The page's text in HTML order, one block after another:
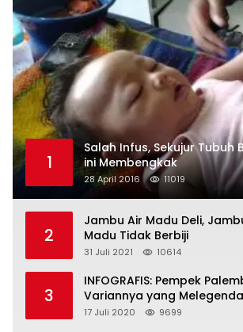
1
Salah Infus, Sekujur Tubuh
ini Membengkak
28 April 2016 11019
2
Jambu Air Madu Deli,
Madu Tidak Berbiji
31 Juli 2021 10614
3
INFOGRAFIS: Pempek
Variannya yang Melegenda
17 Juli 2020 9699